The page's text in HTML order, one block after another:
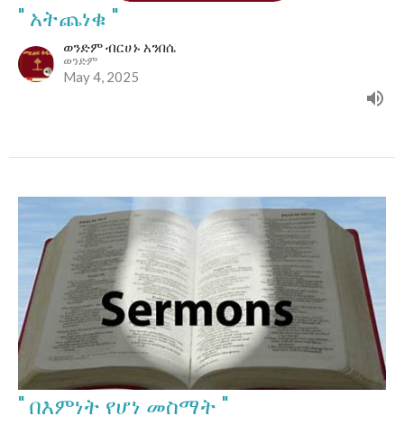
" አትጨነቁ "
ወንድም ብርሀኑ አንበሴ
ወንድም
May 4, 2025
" በእምነት የሆነ መስማት "